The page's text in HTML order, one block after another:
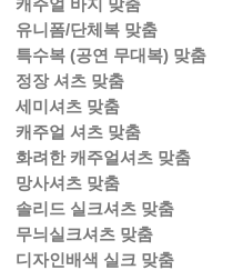
캐주얼 바지 맞춤
유니폼/단체복 맞춤
특수복 (공연 무대복) 맞춤
정장 셔츠 맞춤
세미셔츠 맞춤
캐주얼 셔츠 맞춤
화려한 캐주얼셔츠 맞춤
망사셔츠 맞춤
솔리드 실크셔츠 맞춤
무늬실크셔츠 맞춤
디자인배색 실크 맞춤